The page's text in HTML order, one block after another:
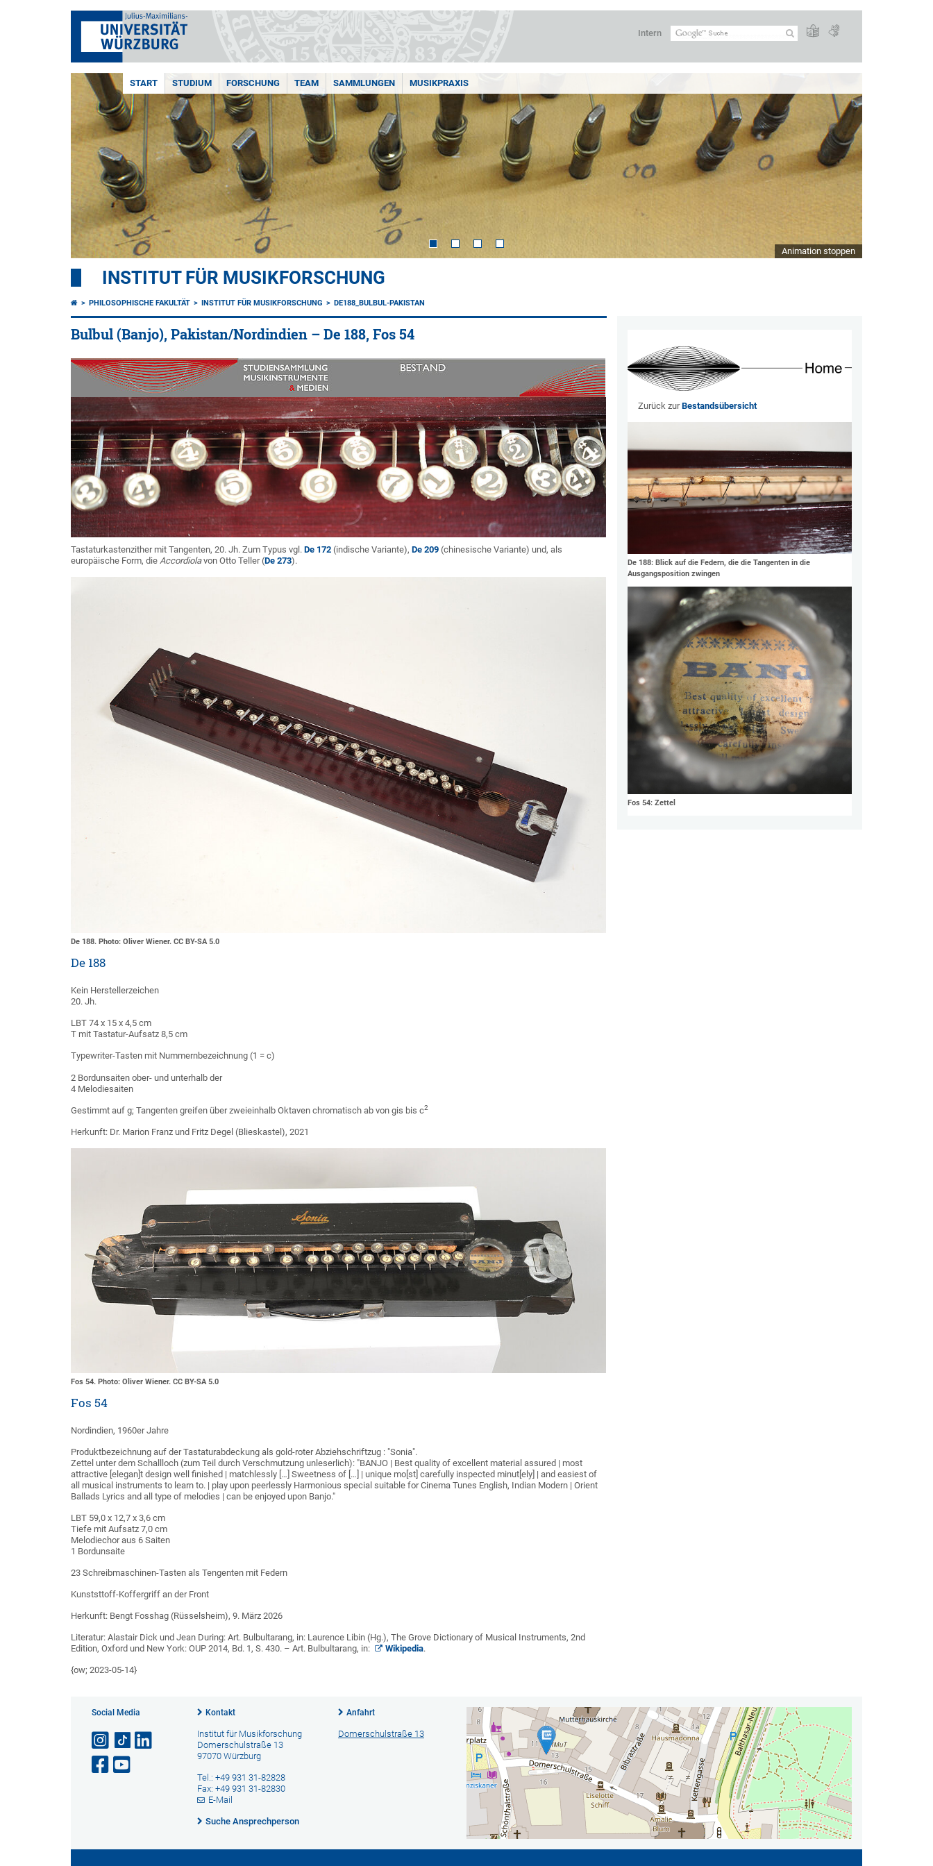
Intern
START STUDIUM FORSCHUNG TEAM SAMMLUNGEN MUSIKPRAXIS
Animation stoppen
INSTITUT FÜR MUSIKFORSCHUNG
PHILOSOPHISCHE FAKULTÄT INSTITUT FÜR MUSIKFORSCHUNG DE188_BULBUL-PAKISTAN
Bulbul (Banjo), Pakistan/Nordindien – De 188, Fos 54
Tastaturkastenzither mit Tangenten, 20. Jh. Zum Typus vgl. De 172 (indische Variante), De 209 (chinesische Variante) und, als
europäische Form, die Accordiolavon Otto Teller (De 273).
De 188. Photo: Oliver Wiener. CC BY-SA 5.0
De 188
Kein Herstellerzeichen
20. Jh.
LBT 74 x 15 x 4,5 cm
T mit Tastatur-Aufsatz 8,5 cm
Typewriter-Tasten mit Nummernbezeichnung (1 = c)
2 Bordunsaiten ober- und unterhalb der
4 Melodiesaiten
Gestimmt auf g; Tangenten greifen über zweieinhalb Oktaven chromatisch ab von gis bis c2
Herkunft: Dr. Marion Franz und Fritz Degel (Blieskastel), 2021
Fos 54. Photo: Oliver Wiener. CC BY-SA 5.0
Fos 54
Nordindien, 1960er Jahre
Produktbezeichnung auf der Tastaturabdeckung als gold-roter Abziehschriftzug : "Sonia".
Zettel unter dem Schallloch (zum Teil durch Verschmutzung unleserlich): "BANJO | Best quality of excellent material assured | most
attractive [elegan]t design well finished | matchlessly […] Sweetness of […] | unique mo[st] carefully inspected minut[ely] | and easiest of
all musical instruments to learn to. | play upon peerlessly Harmonious special suitable for Cinema Tunes English, Indian Modern | Orient
Ballads Lyrics and all type of melodies | can be enjoyed upon Banjo."
LBT 59,0 x 12,7 x 3,6 cm
Tiefe mit Aufsatz 7,0 cm
Melodiechor aus 6 Saiten
1 Bordunsaite
23 Schreibmaschinen-Tasten als Tengenten mit Federn
Kunststtoff-Koffergriff an der Front
Herkunft: Bengt Fosshag (Rüsselsheim), 9. März 2026
Literatur: Alastair Dick und Jean During: Art. Bulbultarang, in: Laurence Libin (Hg.), The Grove Dictionary of Musical Instruments, 2nd
Edition, Oxford und New York: OUP 2014, Bd. 1, S. 430. – Art. Bulbultarang, in:
Wikipedia.
{ow; 2023-05-14}
Zurück zurBestandsübersicht
De 188: Blick auf die Federn, die die Tangenten in die
Ausgangsposition zwingen
Fos 54: Zettel
Social Media Kontakt
Institut für Musikforschung
Domerschulstraße 13
97070 Würzburg
Tel.: +49 931 31-82828
Fax: +49 931 31-82830
E-Mail
Suche Ansprechperson
Anfahrt
Domerschulstraße 13